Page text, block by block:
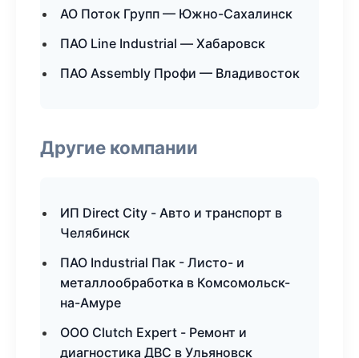
АО Поток Групп — Южно-Сахалинск
ПАО Line Industrial — Хабаровск
ПАО Assembly Профи — Владивосток
Другие компании
ИП Direct City - Авто и транспорт в
Челябинск
ПАО Industrial Пак - Листо- и
металлообработка в Комсомольск-
на-Амуре
ООО Clutch Expert - Ремонт и
диагностика ДВС в Ульяновск